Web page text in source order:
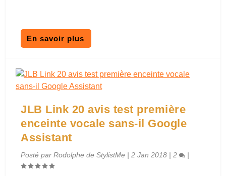
En savoir plus
JLB Link 20 avis test première
enceinte vocale sans-il Google
Assistant
Posté parRodolphe de StylistMe |2 Jan 2018 |2 |